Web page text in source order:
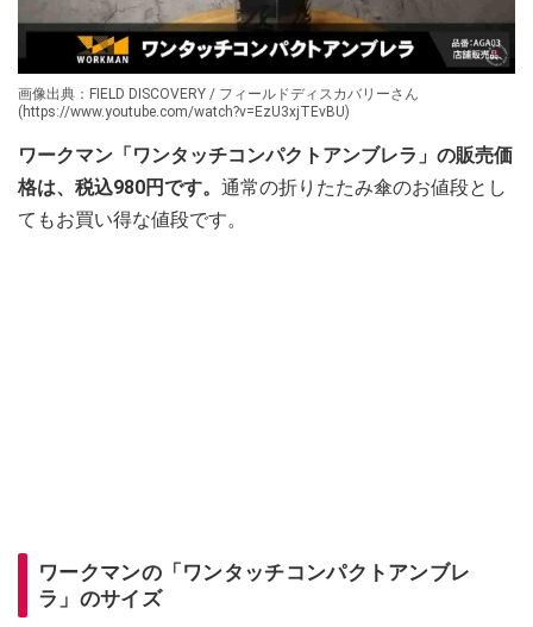
画像出典：FIELD DISCOVERY / フィールドディスカバリーさん
(https://www.youtube.com/watch?v=EzU3xjTEvBU)
ワークマン「ワンタッチコンパクトアンブレラ」の販売価
格は、税込980円です。 通常の折りたたみ傘のお値段とし
てもお買い得な値段です。
ワークマンの「ワンタッチコンパクトアンブレ
ラ」のサイズ